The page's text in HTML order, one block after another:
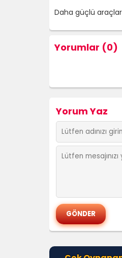
Daha güçlü
Yorumlar (0)
Yorum Yaz